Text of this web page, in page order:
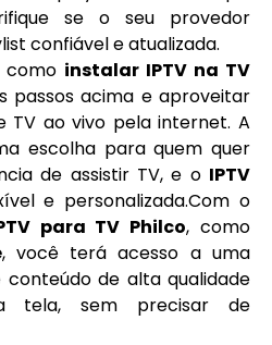
se o seu provedor
confiável e atualizada.
como instalar IPTV na TV
passos acima e aproveitar
TV ao vivo pela internet. A
escolha para quem quer
de assistir TV, e o IPTV
e personalizada.Com o
para TV Philco, como
, você terá acesso a uma
de alta qualidade
tela, sem precisar de